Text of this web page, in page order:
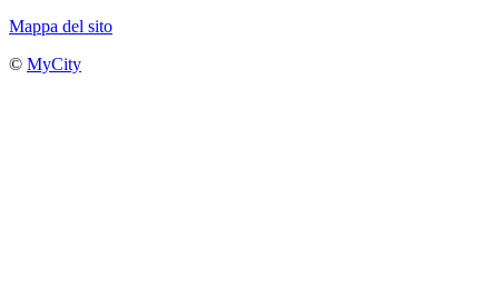
Mappa del sito
© MyCity